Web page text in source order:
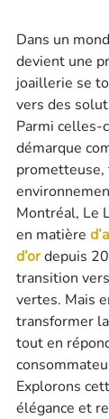
Dans un
devient une
joaillerie se
vers des
Parmi celles-
démarque
Montréal, Le
en matière
d’or depuis
transition
vertes. Mais
transformer
tout en
Explorons
élégance et